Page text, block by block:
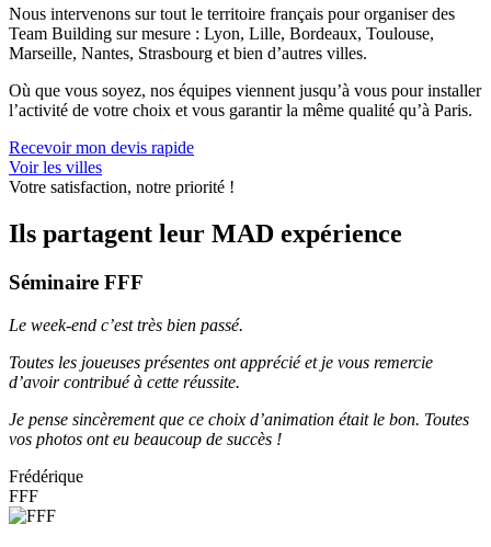
Nous intervenons sur tout le territoire français pour organiser des
Team Building sur mesure : Lyon, Lille, Bordeaux, Toulouse,
Marseille, Nantes, Strasbourg et bien d’autres villes.
Où que vous soyez, nos équipes viennent jusqu’à vous pour installer
l’activité de votre choix et vous garantir la même qualité qu’à Paris.
Recevoir mon devis rapide
Voir les villes
Votre satisfaction, notre priorité !
Ils partagent leur MAD expérience
Séminaire FFF
Le week-end c’est très bien passé.
Toutes les joueuses présentes ont apprécié et je vous remercie
d’avoir contribué à cette réussite.
Je pense sincèrement que ce choix d’animation était le bon. Toutes
vos photos ont eu beaucoup de succès !
Frédérique
FFF